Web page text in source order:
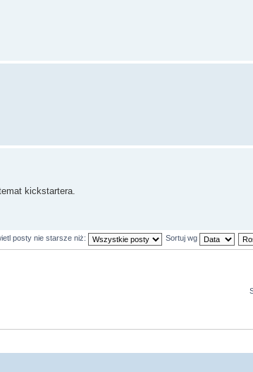
kickstartera.
posty nie starsze niż: Sortuj wg